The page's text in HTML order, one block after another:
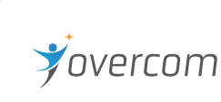
περιεχόμενο